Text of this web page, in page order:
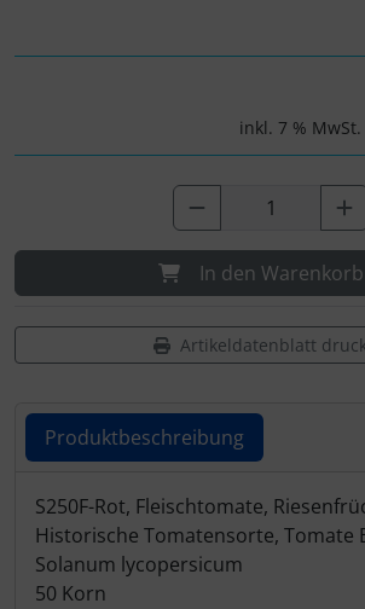
inkl. 7 % MwSt.
In den Warenkorb
Artikeldatenblatt
Produktbeschreibung
Produktbeschreibung
S250F-Rot, Fleischtomate,
Historische Tomatensorte, Tomate
Solanum lycopersicum
50 Korn